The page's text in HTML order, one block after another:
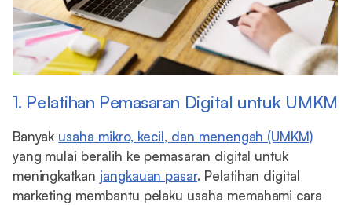
1. Pelatihan Pemasaran Digital untuk UMKM
Banyak usaha mikro, kecil, dan menengah (UMKM)
yang mulai beralih ke pemasaran digital untuk
meningkatkan jangkauan pasar. Pelatihan digital
marketing membantu pelaku usaha memahami cara